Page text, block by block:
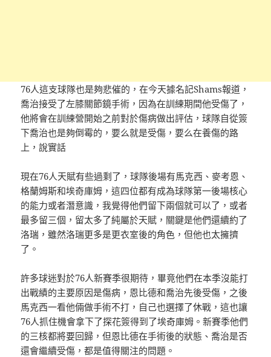
76人這支球隊也是夠悲催的，在今天據名記Shams報道，
喬治接受了左膝關節鏡手術，因為在訓練期間他受傷了，
他將會在訓練營開始之前對於傷病做出評估，球隊自從簽
下喬治也是夠倒霉的，要么就是受傷，要么在養傷的路
上，說實話
現在76人天賦有些過剩了，球隊後場有馬克西、麥考恩、
格蘭姆斯和埃奇庫姆，這四位都有成為球隊第一後場核心
的能力或者潛意識，我覺得他們留下兩個就可以了，或者
最多留三個，留太多了純屬於天賦，關鍵是他們還續約了
洛瑞，雖然洛瑞更多是更衣室後的角色，但他也太擁擠
了。
許多球迷對於76人新賽季很期待，畢竟他們在本季沒能打
出戰績的主要原因是傷病，恩比德和喬治先後受傷，之後
馬克西一看他倆做手術不打，自己也選擇了休戰，這也讓
76人抓住機會拿下了探花簽得到了埃奇庫姆。新賽季他們
的三核都將要回歸，但恩比德在手術後的狀態、喬治是否
還會繼續受傷，都是值得關注的問題。